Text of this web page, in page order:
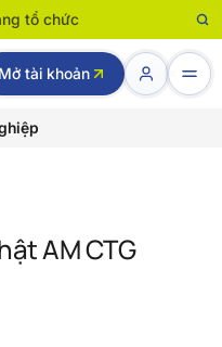
tổ chức
Mở tài khoản
AM CTG